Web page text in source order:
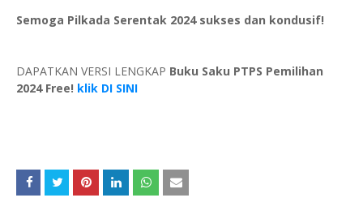
Semoga Pilkada Serentak 2024 sukses dan kondusif!
DAPATKAN VERSI LENGKAP Buku Saku PTPS Pemilihan
2024 Free! klik DI SINI